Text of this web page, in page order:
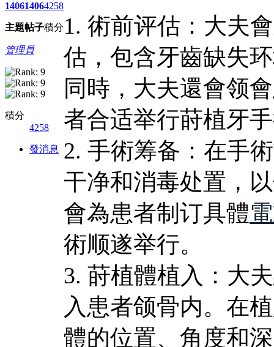
1406
主題
1406
帖子
4258
積分
管理員
積分
4258
發消息
1. 術前评估：大夫
估，包含牙齒缺失
同時，大夫還會领
者合适举行莳植牙
2. 手術筹备：在手
干净和消毒处置，
會為患者制订具體
術顺遂举行。
3. 莳植體植入：大
入患者颌骨内。在
體的位置、角度和